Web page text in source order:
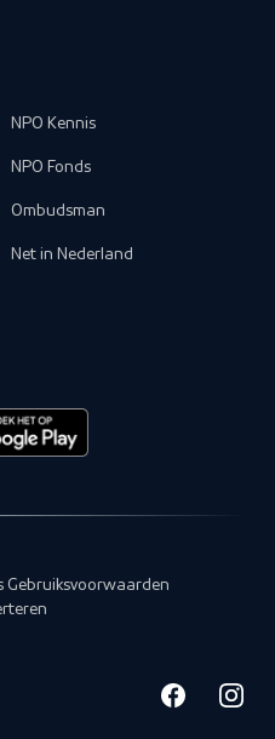
NPO Kennis
NPO Fonds
Ombudsman
Net in Nederland
Gebruiksvoorwaarden